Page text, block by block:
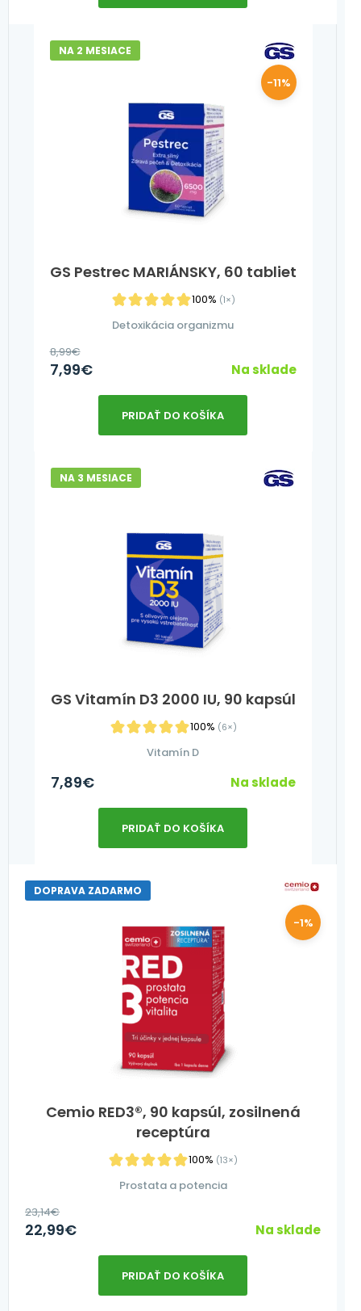
GS Pestrec MARIÁNSKY, 60 tabliet
100% (1×)
NA 2 MESIACE
Detoxikácia organizmu
-11%
8,99€
7,99€ Na sklade
PRIDAŤ DO KOŠÍKA
GS Vitamín D3 2000 IU, 90 kapsúl
100% (6×)
NA 3 MESIACE
Vitamín D
7,89€ Na sklade
PRIDAŤ DO KOŠÍKA
Cemio RED3®, 90 kapsúl, zosilnená
receptúra
100% (13×)
DOPRAVA ZADARMO
Prostata a potencia
-1%
23,14€
22,99€ Na sklade
PRIDAŤ DO KOŠÍKA